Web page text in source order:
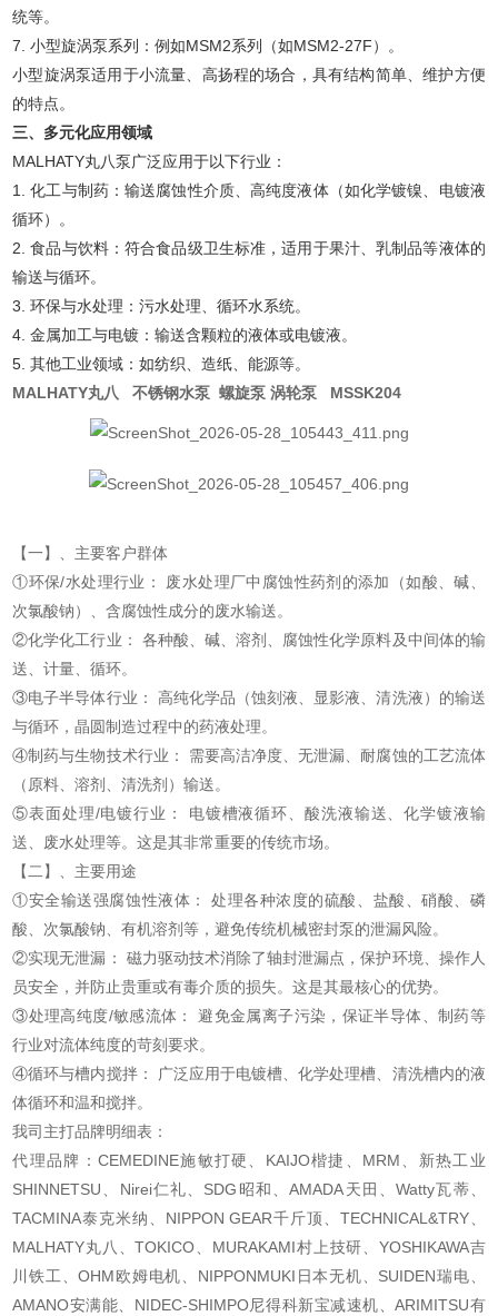
统等。
7. 小型旋涡泵系列：例如MSM2系列（如MSM2-27F）。
小型旋涡泵适用于小流量、高扬程的场合，具有结构简单、维护方便
的特点。
三、多元化应用领域
MALHATY丸八泵广泛应用于以下行业：
1. 化工与制药：输送腐蚀性介质、高纯度液体（如化学镀镍、电镀液
循环）。
2. 食品与饮料：符合食品级卫生标准，适用于果汁、乳制品等液体的
输送与循环。
3. 环保与水处理：污水处理、循环水系统。
4. 金属加工与电镀：输送含颗粒的液体或电镀液。
5. 其他工业领域：如纺织、造纸、能源等。
MALHATY丸八 不锈钢水泵 螺旋泵 涡轮泵 MSSK204
【一】、主要客户群体
①环保/水处理行业： 废水处理厂中腐蚀性药剂的添加（如酸、碱、
次氯酸钠）、含腐蚀性成分的废水输送。
②化学化工行业： 各种酸、碱、溶剂、腐蚀性化学原料及中间体的输
送、计量、循环。
③电子半导体行业： 高纯化学品（蚀刻液、显影液、清洗液）的输送
与循环，晶圆制造过程中的药液处理。
④制药与生物技术行业： 需要高洁净度、无泄漏、耐腐蚀的工艺流体
（原料、溶剂、清洗剂）输送。
⑤表面处理/电镀行业： 电镀槽液循环、酸洗液输送、化学镀液输
送、废水处理等。这是其非常重要的传统市场。
【二】、主要用途
①安全输送强腐蚀性液体： 处理各种浓度的硫酸、盐酸、硝酸、磷
酸、次氯酸钠、有机溶剂等，避免传统机械密封泵的泄漏风险。
②实现无泄漏： 磁力驱动技术消除了轴封泄漏点，保护环境、操作人
员安全，并防止贵重或有毒介质的损失。这是其最核心的优势。
③处理高纯度/敏感流体： 避免金属离子污染，保证半导体、制药等
行业对流体纯度的苛刻要求。
④循环与槽内搅拌： 广泛应用于电镀槽、化学处理槽、清洗槽内的液
体循环和温和搅拌。
我司主打品牌明细表：
代理品牌：CEMEDINE施敏打硬、KAIJO楷捷、MRM、新热工业
SHINNETSU、Nirei仁礼、SDG昭和、AMADA天田、Watty瓦蒂、
TACMINA泰克米纳、NIPPON GEAR千斤顶、TECHNICAL&TRY、
MALHATY丸八、TOKICO、MURAKAMI村上技研、YOSHIKAWA吉
川铁工、OHM欧姆电机、NIPPONMUKI日本无机、SUIDEN瑞电、
AMANO安满能、NIDEC-SHIMPO尼得科新宝减速机、ARIMITSU有